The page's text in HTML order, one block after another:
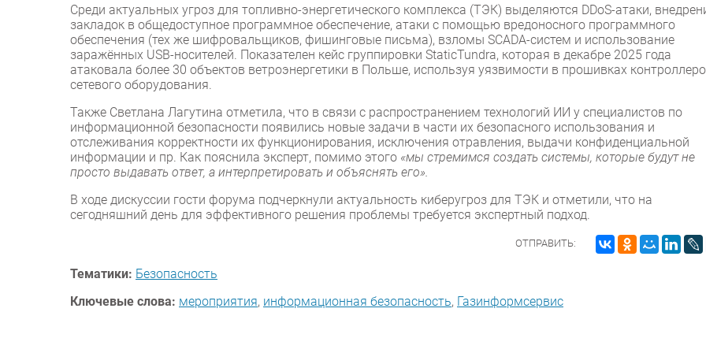
Среди актуальных угроз для топливно-энергетического комплекса (ТЭК) выделяются DDoS-атаки,
закладок в общедоступное программное обеспечение, атаки с помощью вредоносного программного
обеспечения (тех же шифровальщиков, фишинговые письма), взломы SCADA-систем и использование
заражённых USB-носителей. Показателен кейс группировки StaticTundra, которая в декабре 2025 года
атаковала более 30 объектов ветроэнергетики в Польше, используя уязвимости в прошивках
сетевого оборудования.
Также Светлана Лагутина отметила, что в связи с распространением технологий ИИ у специалистов по
информационной безопасности появились новые задачи в части их безопасного использования и
отслеживания корректности их функционирования, исключения отравления, выдачи конфиденциальной
информации и пр. Как пояснила эксперт, помимо этого «мы стремимся создать системы, которые будут не
просто выдавать ответ, а интерпретировать и объяснять его».
В ходе дискуссии гости форума подчеркнули актуальность киберугроз для ТЭК и отметили, что на
сегодняшний день для эффективного решения проблемы требуется экспертный подход.
ОТПРАВИТЬ:
Тематики: Безопасность
Ключевые слова: мероприятия, информационная безопасность, Газинформсервис